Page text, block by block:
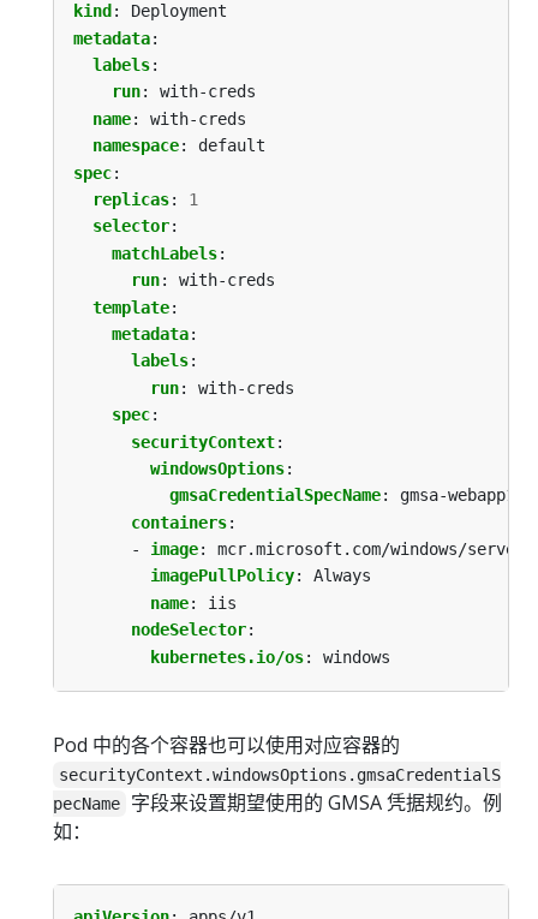
kind :
Deployment
metadata:
labels:
run:
with-creds
name:
with-creds
namespace:
default
spec:
replicas:
1
selector:
matchLabels:
run:
with-creds
template:
metadata:
labels:
run:
with-creds
spec:
securityContext:
windowsOptions:
gmsaCredentialSpecName:
gmsa-webapp1
containers:
- image:
mcr.microsoft.com/windows/
imagePullPolicy:
Always
name:
iis
nodeSelector:
kubernetes.io/os: windows
Pod 中的各个容器也可以使用对应容器的
securityContext.windowsOptions.gmsaCredentialS
pecName
字段来设置期望使用的 GMSA 凭据规约。例
如：